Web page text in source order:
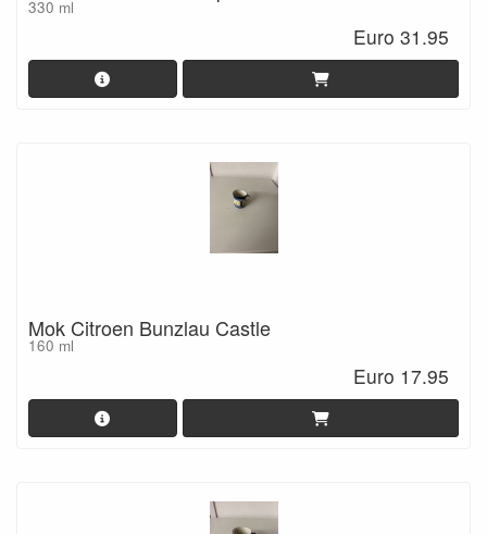
330 ml
Euro 31.95
Mok Citroen Bunzlau Castle
160 ml
Euro 17.95